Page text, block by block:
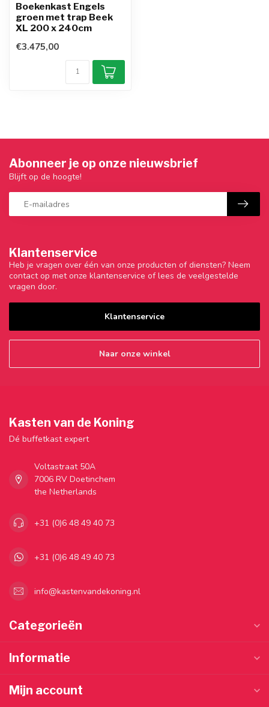
Boekenkast Engels
groen met trap Beek
XL 200 x 240cm
€3.475,00
Klantenservice
Heb je vragen over één van onze producten of diensten? Neem
contact op met onze klantenservice of lees de veelgestelde
vragen door.
Klantenservice
Naar onze winkel
Abonneer je op onze nieuwsbrief
Blijft op de hoogte!
Kasten van de Koning
Dé buffetkast expert
Voltastraat 50A
7006 RV Doetinchem
the Netherlands
+31 (0)6 48 49 40 73
+31 (0)6 48 49 40 73
info@kastenvandekoning.nl
Categorieën
Informatie
Mijn account